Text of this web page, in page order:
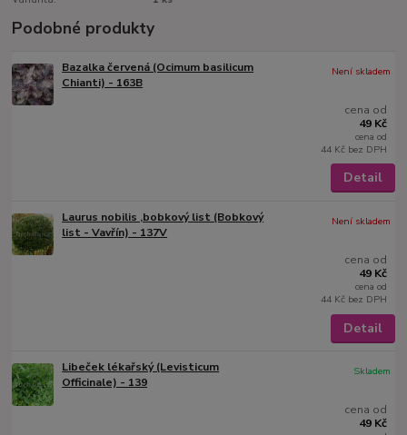
Podobné produkty
Bazalka červená (Ocimum basilicum
Chianti) - 163B
cena od
49 Kč
cena od
44 Kč bez DPH
Není skladem
Detail
Laurus nobilis ,bobkový list (Bobkový
list - Vavřín) - 137V
cena od
49 Kč
cena od
44 Kč bez DPH
Není skladem
Detail
Libeček lékařský (Levisticum
Officinale) - 139
cena od
49 Kč
Skladem